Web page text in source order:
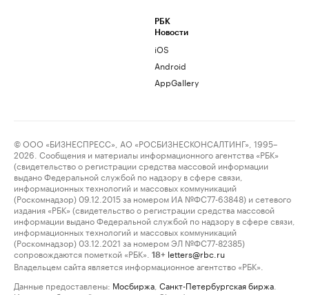
РБК
Новости
iOS
Android
AppGallery
© ООО «БИЗНЕСПРЕСС», АО «РОСБИЗНЕСКОНСАЛТИНГ», 1995–
2026. Сообщения и материалы информационного агентства «РБК»
(свидетельство о регистрации средства массовой информации
выдано Федеральной службой по надзору в сфере связи,
информационных технологий и массовых коммуникаций
(Роскомнадзор) 09.12.2015 за номером ИА №ФС77-63848) и сетевого
издания «РБК» (свидетельство о регистрации средства массовой
информации выдано Федеральной службой по надзору в сфере связи,
информационных технологий и массовых коммуникаций
(Роскомнадзор) 03.12.2021 за номером ЭЛ №ФС77-82385)
сопровождаются пометкой «РБК».
18+ letters@rbc.ru
Владельцем сайта является информационное агентство «РБК».
Данные предоставлены: Мосбиржа Санкт-Петербургская биржа